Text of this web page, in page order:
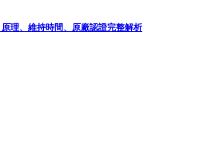
理、維持時間、原廠認證完整解析